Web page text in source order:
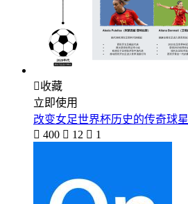
收藏
立即使用
改变女足世界杯历史的传奇球星
 400  12  1